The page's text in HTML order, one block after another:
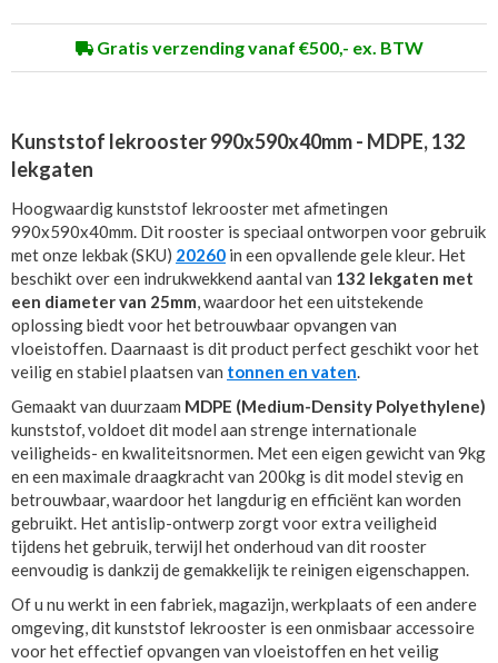
Gratis verzending vanaf €500,- ex. BTW
Kunststof lekrooster 990x590x40mm - MDPE, 132
lekgaten
Hoogwaardig kunststof lekrooster met afmetingen
990x590x40mm. Dit rooster is speciaal ontworpen voor gebruik
met onze lekbak (SKU) 20260 in een opvallende gele kleur. Het
beschikt over een indrukwekkend aantal van 132 lekgaten met
een diameter van 25mm, waardoor het een uitstekende
oplossing biedt voor het betrouwbaar opvangen van
vloeistoffen. Daarnaast is dit product perfect geschikt voor het
veilig en stabiel plaatsen van tonnen en vaten.
Gemaakt van duurzaam MDPE (Medium-Density Polyethylene)
kunststof, voldoet dit model aan strenge internationale
veiligheids- en kwaliteitsnormen. Met een eigen gewicht van 9kg
en een maximale draagkracht van 200kg is dit model stevig en
betrouwbaar, waardoor het langdurig en efficiënt kan worden
gebruikt. Het antislip-ontwerp zorgt voor extra veiligheid
tijdens het gebruik, terwijl het onderhoud van dit rooster
eenvoudig is dankzij de gemakkelijk te reinigen eigenschappen.
Of u nu werkt in een fabriek, magazijn, werkplaats of een andere
omgeving, dit kunststof lekrooster is een onmisbaar accessoire
voor het effectief opvangen van vloeistoffen en het veilig